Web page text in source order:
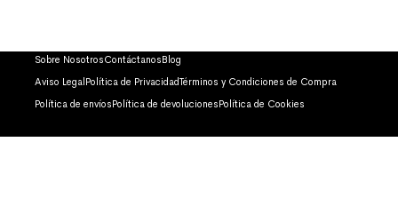
Sobre NosotrosContáctanosBlog
Aviso LegalPolítica de PrivacidadTérminos y Condiciones de Compra
Política de envíosPolítica de devolucionesPolítica de Cookies